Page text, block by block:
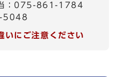
当：075-861-1784
5048
いにご注意ください